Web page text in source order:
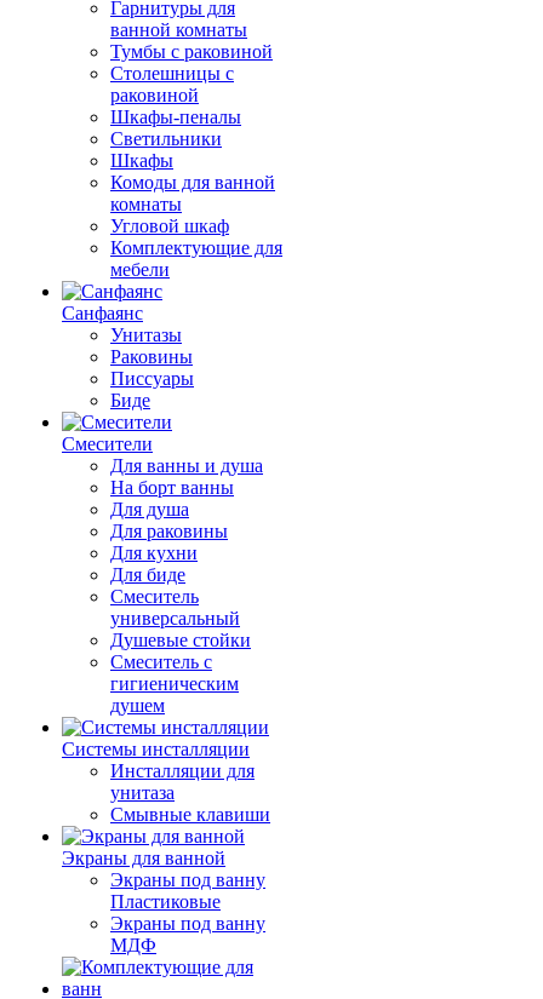
Гарнитуры для
ванной комнаты
Тумбы с раковиной
Столешницы с
раковиной
Шкафы-пеналы
Светильники
Шкафы
Комоды для ванной
комнаты
Угловой шкаф
Комплектующие для
мебели
Санфаянс
Унитазы
Раковины
Писсуары
Биде
Смесители
Для ванны и душа
На борт ванны
Для душа
Для раковины
Для кухни
Для биде
Смеситель
универсальный
Душевые стойки
Смеситель с
гигиеническим
душем
Системы инсталляции
Инсталляции для
унитаза
Смывные клавиши
Экраны для ванной
Экраны под ванну
Пластиковые
Экраны под ванну
МДФ